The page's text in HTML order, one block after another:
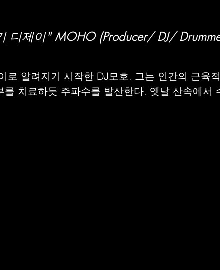
디제이" MOHO (Producer/ DJ/
로 알려지기 시작한 DJ모호. 그는 인간의 근육
를 치료하듯 주파수를 발산한다. 옛날 산속에